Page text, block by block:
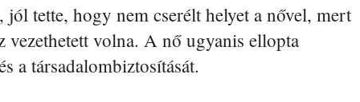
tette, hogy nem cserélt helyet a nővel, mert
vezethetett volna. A nő ugyanis ellopta
a társadalombiztosítását.